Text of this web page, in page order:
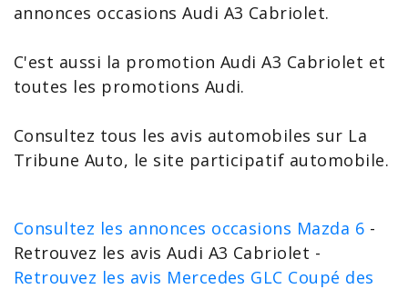
annonces occasionsAudi A3 Cabriolet.
C'est aussi la promotion Audi A3 Cabriolet et
toutes les promotions Audi.
Consultez tous les avis automobiles sur La
Tribune Auto, le site participatif automobile.
Consultez les annonces occasions Mazda 6 -
Retrouvez les avis Audi A3 Cabriolet -
Retrouvez les avis Mercedes GLC Coupé des